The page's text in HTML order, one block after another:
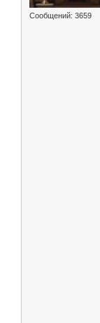
Сообщений: 3659